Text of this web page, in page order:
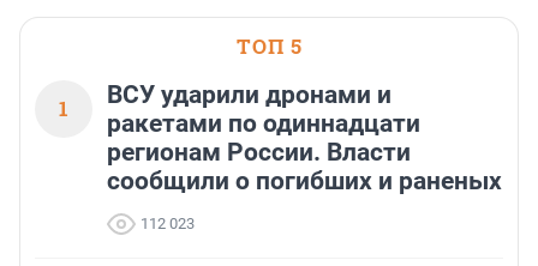
ТОП 5
1
ВСУ ударили дронами и
ракетами по одиннадцати
регионам России. Власти
сообщили о погибших и раненых
112 023